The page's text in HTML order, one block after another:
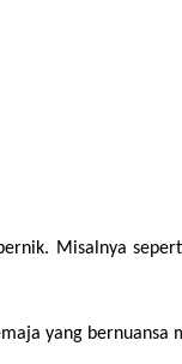
Misalnya
yang bernuansa